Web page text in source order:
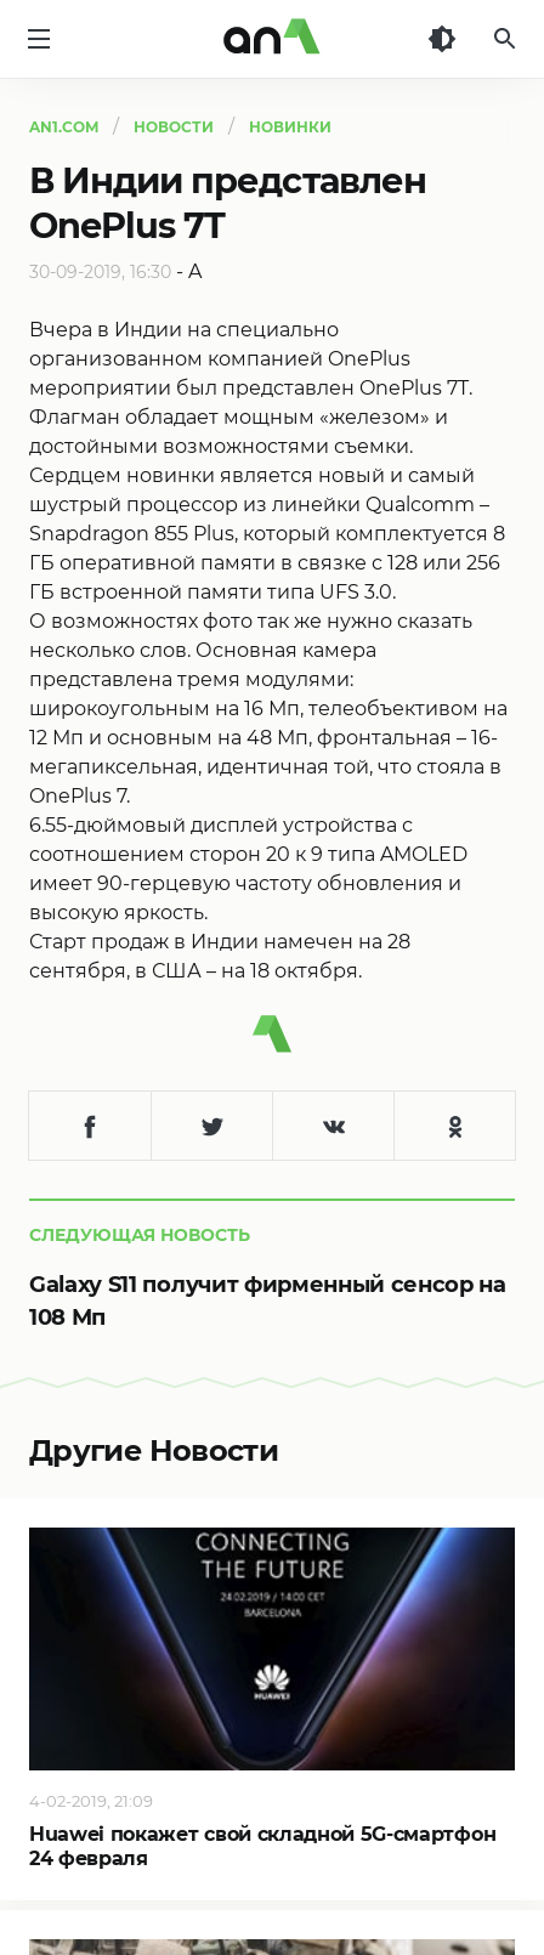
AN1.COM НОВОСТИ НОВИНКИ
В Индии представлен
OnePlus 7T
30-09-2019, 16:30 - A
Вчера в Индии на специально
организованном компанией OnePlus
мероприятии был представлен OnePlus 7T.
Флагман обладает мощным «железом» и
достойными возможностями съемки.
Сердцем новинки является новый и самый
шустрый процессор из линейки Qualcomm –
Snapdragon 855 Plus, который комплектуется 8
ГБ оперативной памяти в связке с 128 или 256
ГБ встроенной памяти типа UFS 3.0.
О возможностях фото так же нужно сказать
несколько слов. Основная камера
представлена тремя модулями:
широкоугольным на 16 Мп, телеобъективом на
12 Мп и основным на 48 Мп, фронтальная – 16-
мегапиксельная, идентичная той, что стояла в
OnePlus 7.
6.55-дюймовый дисплей устройства с
соотношением сторон 20 к 9 типа AMOLED
имеет 90-герцевую частоту обновления и
высокую яркость.
Старт продаж в Индии намечен на 28
сентября, в США – на 18 октября.
СЛЕДУЮЩАЯ НОВОСТЬ
Galaxy S11 получит фирменный сенсор на
108 Мп
Другие Новости
4-02-2019, 21:09
Huawei покажет свой складной 5G-смартфон
24 февраля